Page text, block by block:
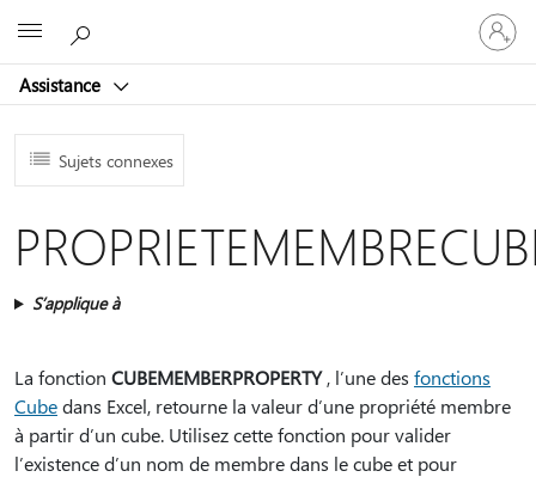
Assistance
vous
à
compte
Sujets connexes
S’applique à
La fonction CUBEMEMBERPROPERTY, l’une des fonctions
Cubedans Excel, retourne la valeur d’une propriété membre
à partir d’un cube. Utilisez cette fonction pour valider
l’existence d’un nom de membre dans le cube et pour